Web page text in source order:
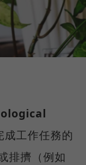
成工作任務的
排擠（例如